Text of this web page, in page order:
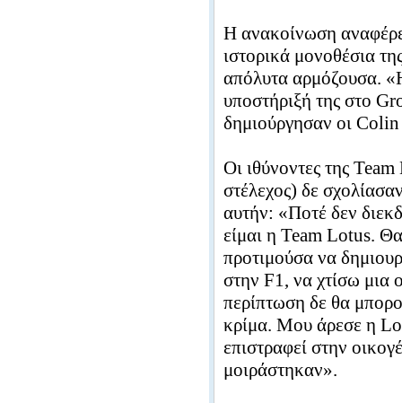
Η ανακοίνωση
ιστορικά μονοθέσια
απόλυτα αρμόζουσα.
υποστήριξή της στο
δημιούργησαν οι
Οι ιθύνοντες της
στέλεχος) δε
αυτήν: «Ποτέ δεν
είμαι η Team Lotus.
προτιμούσα να
στην F1, να χτίσω μια
περίπτωση δε θα
κρίμα. Μου άρεσε η
επιστραφεί στην
μοιράστηκαν».